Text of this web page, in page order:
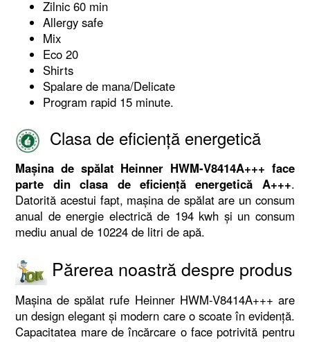
Zilnic 60 min
Allergy safe
Mix
Eco 20
Shirts
Spalare de mana/Delicate
Program rapid 15 minute.
Clasa de eficiență energetică
Mașina de spălat Heinner HWM-V8414A+++ face
parte din clasa de eficiență energetică A+++.
Datorită acestui fapt, mașina de spălat are un consum
anual de energie electrică de 194 kwh și un consum
mediu anual de 10224 de litri de apă.
Părerea noastră despre produs
Mașina de spălat rufe Heinner HWM-V8414A+++ are
un design elegant și modern care o scoate în evidență.
Capacitatea mare de încărcare o face potrivită pentru